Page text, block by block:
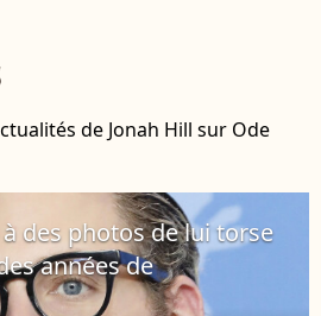
de Jonah Hill sur Ode
des photos de lui torse
années de